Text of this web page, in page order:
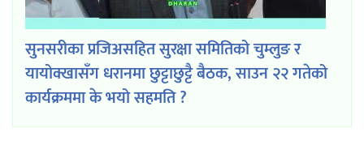
सुनसरीका प्रजिअसहित सुरक्षा समितिको चुम्लुङ र
यायोक्खासँग धरानमा छुट्टाछुट्टै बैठक, साउन २२ गतेको
कार्यक्रममा के भयो सहमति ?